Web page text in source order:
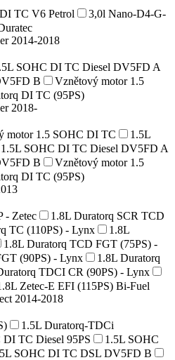
TC V6 Petrol
3,0l Nano-D4-G-
2014-2018
SOHC DI TC Diesel DV5FD A
B
Vznětový motor 1.5
DI TC (95PS)
2018-
motor 1.5 SOHC DI TC
1.5L
1.5L SOHC DI TC Diesel DV5FD A
B
Vznětový motor 1.5
DI TC (95PS)
- Zetec
1.8L Duratorq SCR TCD
TC (110PS) - Lynx
1.8L
1.8L Duratorq TCD FGT (75PS) -
(90PS) - Lynx
1.8L Duratorq
TDCI CR (90PS) - Lynx
Zetec-E EFI (115PS) Bi-Fuel
2014-2018
1.5L Duratorq-TDCi
DI TC Diesel 95PS
1.5L SOHC
SOHC DI TC DSL DV5FD B